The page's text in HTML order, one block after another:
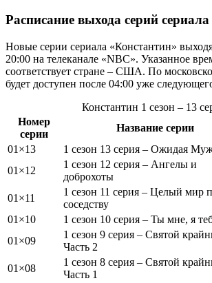
Расписание выхода серий сериала
Новые серии сериала «Константин»
20:00 на телеканале «NBC». Указанное
соответствует стране – США. По
будет доступен после 04:00 уже
Константин 1 сезон – 13
Номер
серии
Название серии
01×13
1 сезон 13 серия – Ожидая
01×12
1 сезон 12 серия – Ангелы и
доброхоты
01×11
1 сезон 11 серия – Целый мир
соседству
01×10
1 сезон 10 серия – Ты мне, я
01×09
1 сезон 9 серия – Святой
Часть 2
01×08
1 сезон 8 серия – Святой
Часть 1